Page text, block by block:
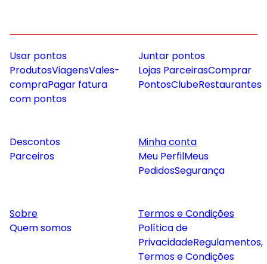
Usar pontos
ProdutosViagensVales-
compraPagar fatura
com pontos
Juntar pontos
Lojas ParceirasComprar
PontosClubeRestaurantes
Descontos
Parceiros
Minha conta
Meu PerfilMeus
PedidosSegurança
Sobre
Quem somos
Termos e Condições
Política de
PrivacidadeRegulamentos,
Termos e Condições